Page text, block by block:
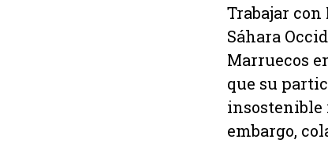
Trabajar
Sáhara
Marruecos
que su
insostenible
embargo,